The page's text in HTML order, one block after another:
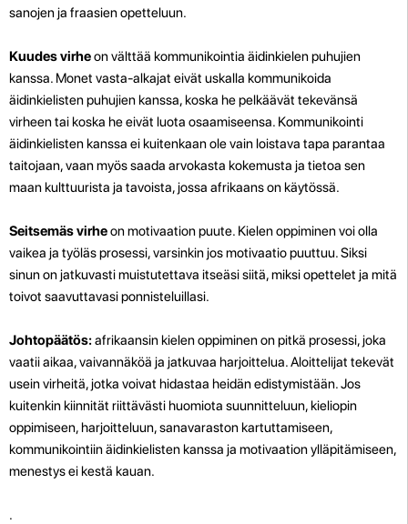
sanojen ja fraasien opetteluun.
Kuudes virheon välttää kommunikointia äidinkielen puhujien
kanssa. Monet vasta-alkajat eivät uskalla kommunikoida
äidinkielisten puhujien kanssa, koska he pelkäävät tekevänsä
virheen tai koska he eivät luota osaamiseensa. Kommunikointi
äidinkielisten kanssa ei kuitenkaan ole vain loistava tapa parantaa
taitojaan, vaan myös saada arvokasta kokemusta ja tietoa sen
maan kulttuurista ja tavoista, jossa afrikaans on käytössä.
Seitsemäs virheon motivaation puute. Kielen oppiminen voi olla
vaikea ja työläs prosessi, varsinkin jos motivaatio puuttuu. Siksi
sinun on jatkuvasti muistutettava itseäsi siitä, miksi opettelet ja mitä
toivot saavuttavasi ponnisteluillasi.
Johtopäätös:afrikaansin kielen oppiminen on pitkä prosessi, joka
vaatii aikaa, vaivannäköä ja jatkuvaa harjoittelua. Aloittelijat tekevät
usein virheitä, jotka voivat hidastaa heidän edistymistään. Jos
kuitenkin kiinnität riittävästi huomiota suunnitteluun, kieliopin
oppimiseen, harjoitteluun, sanavaraston kartuttamiseen,
kommunikointiin äidinkielisten kanssa ja motivaation ylläpitämiseen,
menestys ei kestä kauan.
.